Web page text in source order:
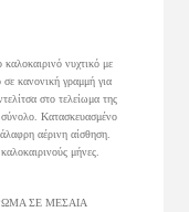
νυχτικό με
κανονική γραμμή για
στο τελείωμα της
σύνολο. Κατασκευασμένο
αέρινη αίσθηση.
μήνες.
ΣΕ ΜΕΣΑΙΑ